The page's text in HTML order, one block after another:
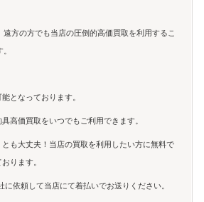
方の方でも当店の圧倒的高価買取を利用するこ
となっております。
高価買取をいつでもご利用できます。
も大丈夫！当店の買取を利用したい方に無料で
ります。
に依頼して当店にて着払いでお送りください。